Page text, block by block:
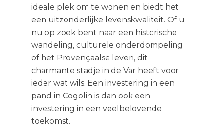
ideale plek om te wonen en biedt het
een uitzonderlijke levenskwaliteit. Of u
nu op zoek bent naar een historische
wandeling, culturele onderdompeling
of het Provençaalse leven, dit
charmante stadje in de Var heeft voor
ieder wat wils. Een investering in een
pand in Cogolin is dan ook een
investering in een veelbelovende
toekomst.